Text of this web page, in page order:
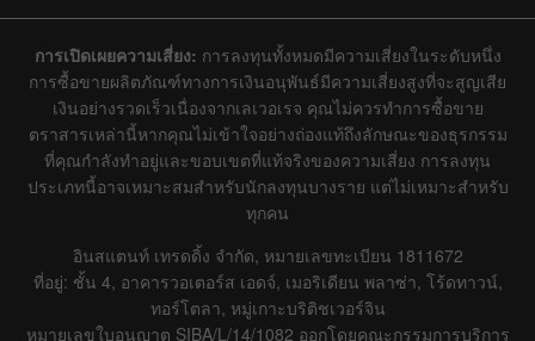
การเปิดเผยความเสี่ยง: การลงทุนทั้งหมดมีความเสี่ยงในระดับหนึ่ง
การซื้อขายผลิตภัณฑ์ทางการเงินอนุพันธ์มีความเสี่ยงสูงที่จะสูญเสีย
เงินอย่างรวดเร็วเนื่องจากเลเวอเรจ คุณไม่ควรทำการซื้อขาย
ตราสารเหล่านี้หากคุณไม่เข้าใจอย่างถ่องแท้ถึงลักษณะของธุรกรรม
ที่คุณกำลังทำอยู่และขอบเขตที่แท้จริงของความเสี่ยง การลงทุน
ประเภทนี้อาจเหมาะสมสำหรับนักลงทุนบางราย แต่ไม่เหมาะสำหรับ
ทุกคน
อินสแตนท์ เทรดดิ้ง จำกัด, หมายเลขทะเบียน 1811672
ที่อยู่: ชั้น 4, อาคารวอเตอร์ส เอดจ์, เมอริเดียน พลาซ่า, โร้ดทาวน์,
ทอร์โตลา, หมู่เกาะบริติชเวอร์จิน
หมายเลขใบอนุญาต SIBA/L/14/1082 ออกโดยคณะกรรมการบริการ